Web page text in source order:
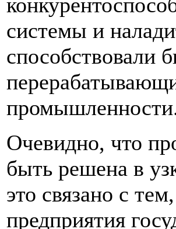
системы и
способствовали
Очевидно, что
быть решена в
это связано с
предприятия